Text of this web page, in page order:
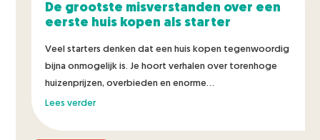
De grootste misverstanden over een
eerste huis kopen als starter
Veel starters denken dat een huis kopen tegenwoordig
bijna onmogelijk is. Je hoort verhalen over torenhoge
huizenprijzen, overbieden en enorme...
Lees verder